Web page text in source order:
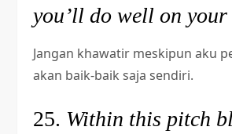
you’ll do well on your
Jangan khawatir meskipun aku
akan baik-baik saja sendiri.
25. Within this pitch